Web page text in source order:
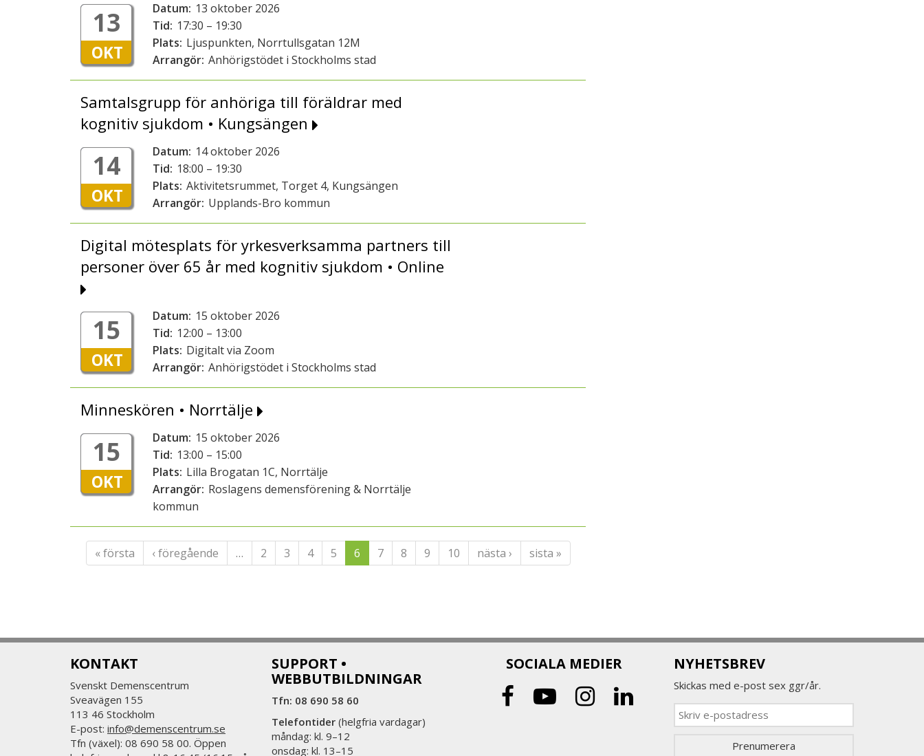
13
OKT
Datum: 13 oktober 2026
Tid: 17:30 – 19:30
Plats: Ljuspunkten, Norrtullsgatan 12M
Arrangör: Anhörigstödet i Stockholms stad
Samtalsgrupp för anhöriga till föräldrar med
kognitiv sjukdom • Kungsängen
14
OKT
Datum: 14 oktober 2026
Tid: 18:00 – 19:30
Plats: Aktivitetsrummet, Torget 4, Kungsängen
Arrangör: Upplands-Bro kommun
Digital mötesplats för yrkesverksamma partners till
personer över 65 år med kognitiv sjukdom • Online
15
OKT
Datum: 15 oktober 2026
Tid: 12:00 – 13:00
Plats: Digitalt via Zoom
Arrangör: Anhörigstödet i Stockholms stad
Minneskören • Norrtälje
15
OKT
Datum: 15 oktober 2026
Tid: 13:00 – 15:00
Plats: Lilla Brogatan 1C, Norrtälje
Arrangör: Roslagens demensförening & Norrtälje
kommun
« första ‹ föregående … 2 3 4 5 6 7 8 9 10 nästa › sista »
KONTAKT
Svenskt Demenscentrum
Sveavägen 155
113 46 Stockholm
E-post: info@demenscentrum.se
Tfn (växel): 08 690 58 00. Öppen
SUPPORT •
WEBBUTBILDNINGAR
Tfn: 08 690 58 60
Telefontider(helgfria vardagar)
måndag: kl. 9–12
onsdag: kl. 13–15
SOCIALA MEDIER NYHETSBREV
Skickas med e-post sex ggr/år.